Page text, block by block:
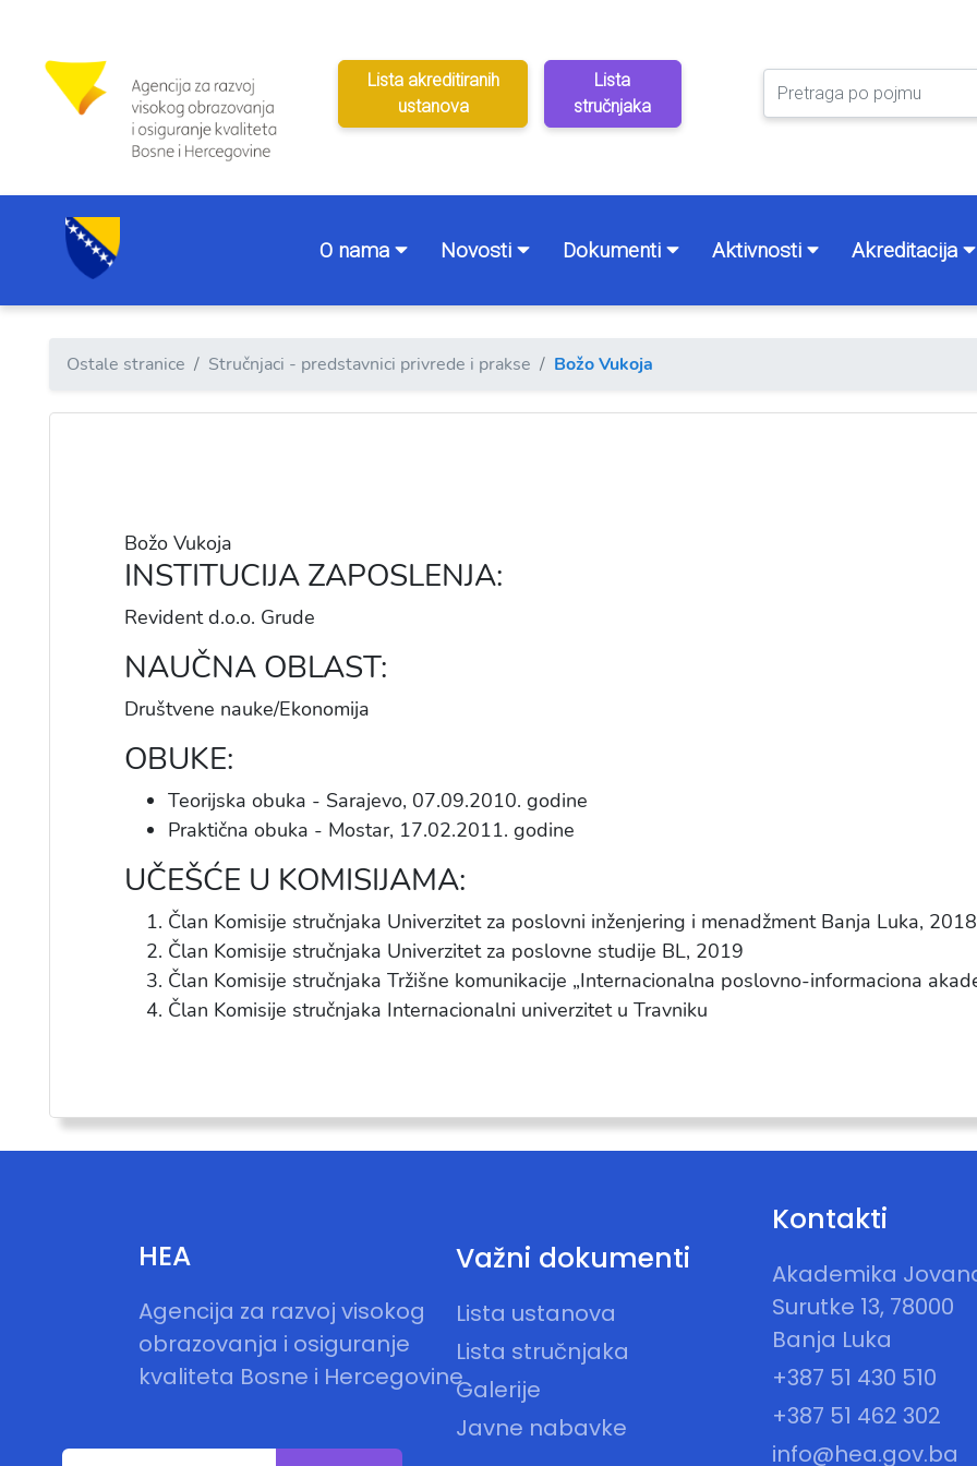
Lista akreditiranih
ustanova
Lista
stručnjaka
O nama Novosti Dokumenti Aktivnosti Akreditacija
Ostale stranice Stručnjaci - predstavnici privrede i prakse Božo Vukoja
Božo Vukoja
INSTITUCIJA ZAPOSLENJA:
Revident d.o.o. Grude
NAUČNA OBLAST:
Društvene nauke/Ekonomija
OBUKE:
Teorijska obuka - Sarajevo, 07.09.2010. godine
Praktična obuka - Mostar, 17.02.2011. godine
UČEŠĆE U KOMISIJAMA:
Član Komisije stručnjaka Univerzitet za poslovni inženjering i menadžment Banja Luka,
Član Komisije stručnjaka Univerzitet za poslovne studije BL, 2019
Član Komisije stručnjaka Tržišne komunikacije „Internacionalna poslovno-informaciona
Član Komisije stručnjaka Internacionalni univerzitet u Travniku
HEA
Agencija za razvoj visokog
obrazovanja i osiguranje
kvaliteta Bosne i Hercegovine
Važni dokumenti
Lista ustanova
Lista stručnjaka
Galerije
Javne nabavke
Kontakti
Akademika
Surutke 13, 78000
Banja Luka
+387 51 430 510
+387 51 462 302
info@hea.gov.ba